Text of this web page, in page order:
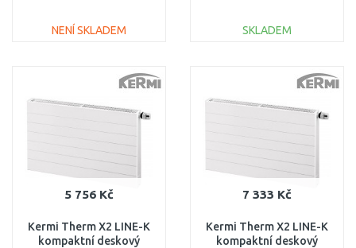
NENÍ SKLADEM
SKLADEM
5 756 Kč
Kermi Therm X2 LINE-K
kompaktní deskový
7 333 Kč
Kermi Therm X2 LINE-K
kompaktní deskový